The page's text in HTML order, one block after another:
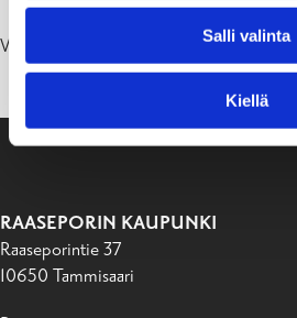
Salli valinta
Kiellä
Vapaa pääsy ja ei ennakkoilmoittautumista.
RAASEPORIN KAUPUNKI
Raaseporintie 37
10650 Tammisaari